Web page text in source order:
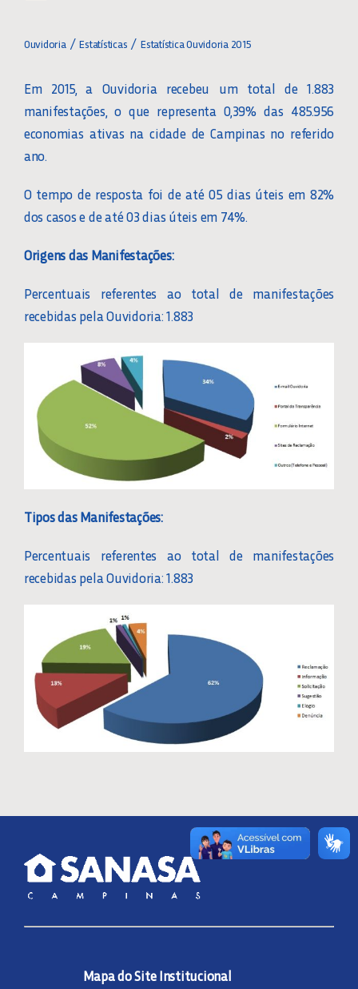
Toggle
Navigation
OUVIDORIA
O QUE É GOVERNANÇA
ORGANOGRAMA GOVERNANÇA
DIRETORES E CONSELHEIROS
CARTA DE GOVERNANÇA
DOCUMENTOS DE GOVERNANÇA
CONVOCAÇÕES
COMUNICADOS
PRÁTICAS ESG
LGPD
RESPONSABILIDADE SOCIAL
CENTRO DE CONHECIMENTO
Ouvidoria Estatísticas Estatística Ouvidoria 2015
Em 2015, a Ouvidoria recebeu um total de 1.883
manifestações, o que representa 0,39% das 485.956
economias ativas na cidade de Campinas no referido
ano.
O tempo de resposta foi de até 05 dias úteis em 82%
dos casos e de até 03 dias úteis em 74%.
Origens das Manifestações:
Percentuais referentes ao total de manifestações
recebidas pela Ouvidoria: 1.883
Tipos das Manifestações:
Percentuais referentes ao total de manifestações
recebidas pela Ouvidoria: 1.883
Mapa do Site Institucional